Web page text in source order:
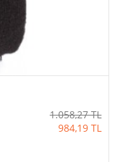
1.058,27 TL
984,19 TL